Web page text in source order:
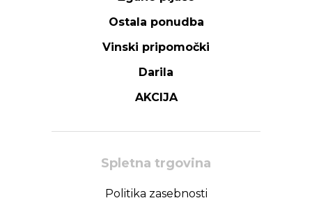
Ostala ponudba
Vinski pripomočki
Darila
AKCIJA
Spletna trgovina
Politika zasebnosti